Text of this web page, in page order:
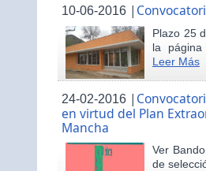
10-06-2016 |
Plazo 25
la
Leer Más
24-02-2016 |
en virtud del Plan
Mancha
Ver
de